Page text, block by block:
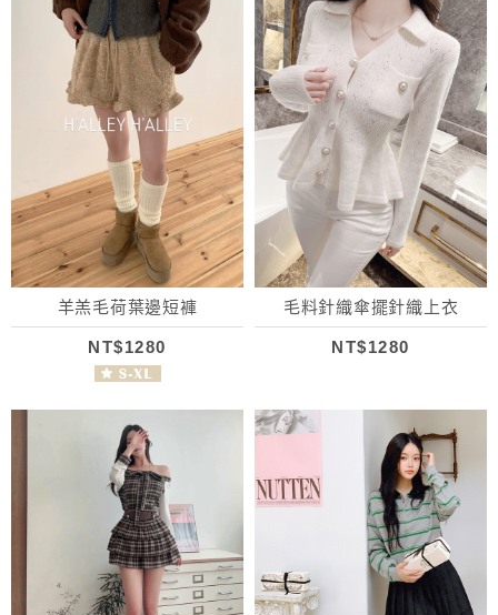
羊羔毛荷葉邊短褲
NT$1280
毛料針織傘擺針織上衣
NT$1280